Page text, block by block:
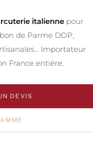
italienne pour
de Parme DOP,
Importateur
France entière.
DEVIS